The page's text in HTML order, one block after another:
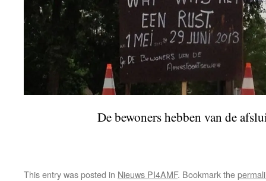
De bewoners hebben van de
This entry was posted in Nieuws PI4AMF. Bookmark the